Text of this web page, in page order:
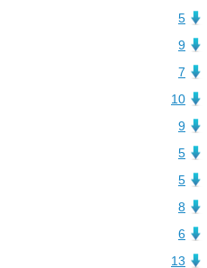
5
9
7
10
9
5
5
8
6
13